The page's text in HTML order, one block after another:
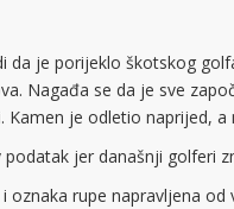
da je porijeklo škotskog
Nagađa se da je sve
Kamen je odletio naprijed,
jer današnji golferi
oznaka rupe napravljena